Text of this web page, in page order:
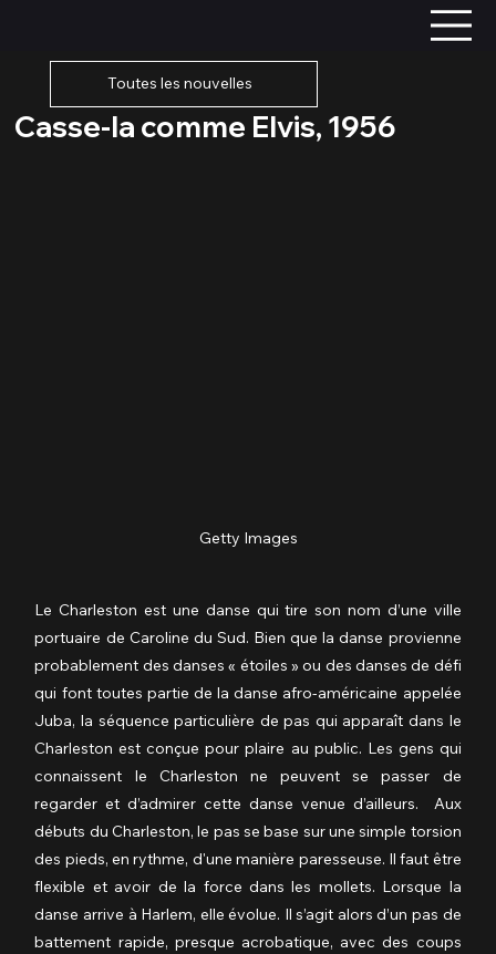
Toutes les nouvelles
Casse-la comme Elvis, 1956
Getty Images
Le Charleston est une danse qui tire son nom d’une ville
portuaire de Caroline du Sud. Bien que la danse provienne
probablement des danses « étoiles » ou des danses de défi
qui font toutes partie de la danse afro-américaine appelée
Juba, la séquence particulière de pas qui apparaît dans le
Charleston est conçue pour plaire au public. Les gens qui
connaissent le Charleston ne peuvent se passer de
regarder et d’admirer cette danse venue d’ailleurs.  Aux
débuts du Charleston, le pas se base sur une simple torsion
des pieds, en rythme, d'une manière paresseuse. Il faut être
flexible et avoir de la force dans les mollets. Lorsque la
danse arrive à Harlem, elle évolue. Il s’agit alors d’un pas de
battement rapide, presque acrobatique, avec des coups